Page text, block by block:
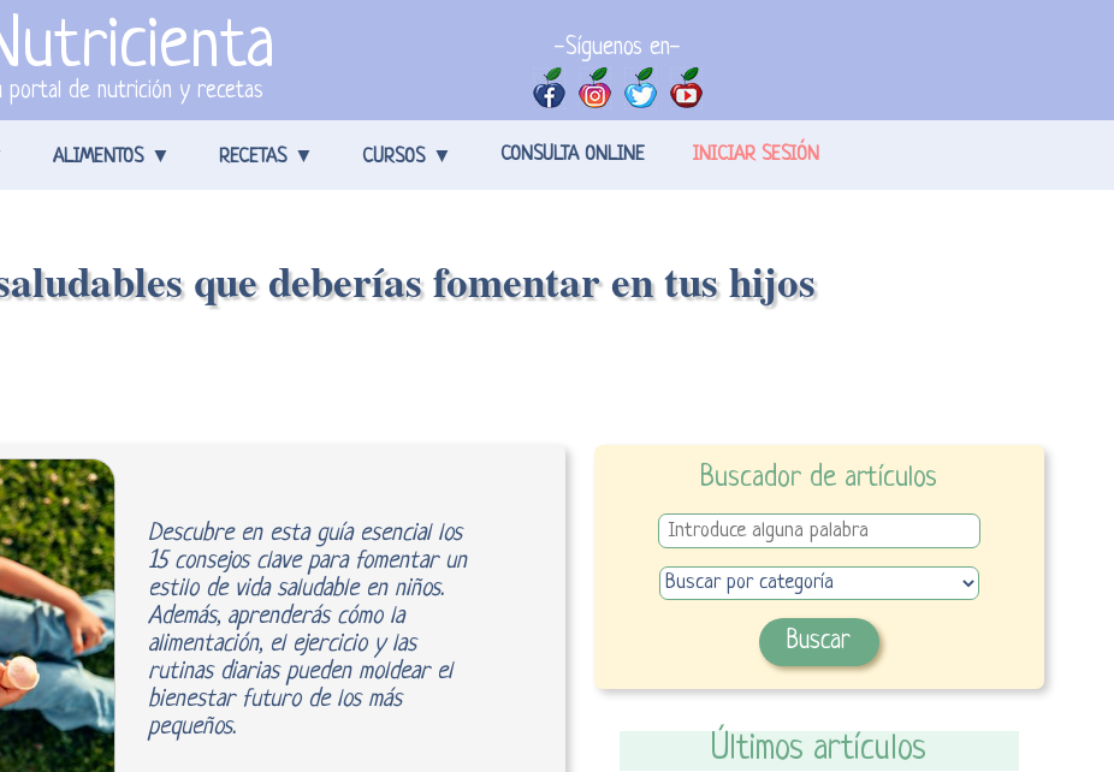
portal de nutrición y recetas
-Síguenos en-
ALIMENTOS RECETAS CURSOS CONSULTA ONLINE INICIAR SESIÓN
que deberías fomentar en tus hijos
Descubre en esta guía esencial los
15 consejos clave para fomentar un
estilo de vida saludable en niños.
Además, aprenderás cómo la
alimentación, el ejercicio y las
rutinas diarias pueden moldear el
bienestar futuro de los más
pequeños.
Buscador de artículos
Últimos artículos